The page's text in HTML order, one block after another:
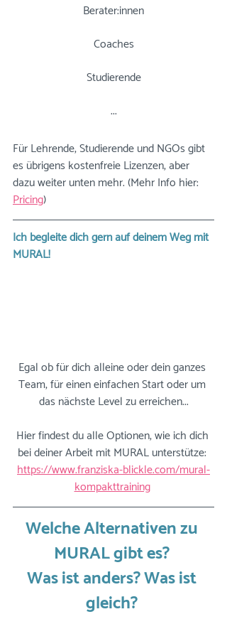
Berater:innen
Coaches
Studierende
...
Für Lehrende, Studierende und NGOs gibt
es übrigens kostenfreie Lizenzen, aber
dazu weiter unten mehr. (Mehr Info hier:
Pricing)
Ich begleite dich gern auf deinem Weg mit
MURAL!
Egal ob für dich alleine oder dein ganzes
Team, für einen einfachen Start oder um
das nächste Level zu erreichen...
Hier findest du alle Optionen, wie ich dich
bei deiner Arbeit mit MURAL unterstütze:
https://www.franziska-blickle.com/mural-
kompakttraining
Welche Alternativen zu
MURAL gibt es?
Was ist anders? Was ist
gleich?